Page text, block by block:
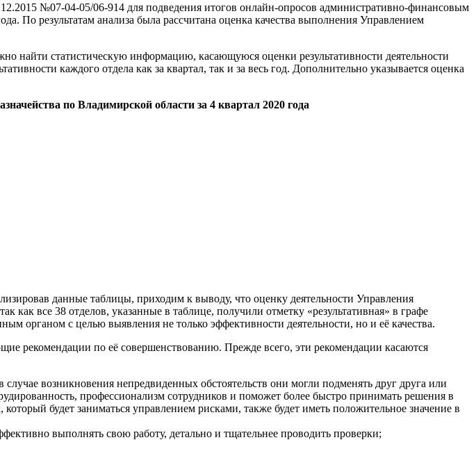
№07-04-05/06-914 для подведения итогов онлайн-опросов административно-финансовым
По результатам анализа была рассчитана оценка качества выполнения Управлением
найти статистическую информацию, касающуюся оценки результативности деятельности
каждого отдела как за квартал, так и за весь год. Дополнительно указывается оценка
по Владимирской области за 4 квартал 2020 года
данные таблицы, приходим к выводу, что оценку деятельности Управления
как все 38 отделов, указанные в таблице, получили отметку «результативная» в графе
органом с целью выявления не только эффективности деятельности, но и её качества.
рекомендации по её совершенствованию. Прежде всего, эти рекомендации касаются
возникновения непредвиденных обстоятельств они могли подменять друг друга или
профессионализм сотрудников и поможет более быстро принимать решения в
будет заниматься управлением рисками, также будет иметь положительное значение в
выполнять свою работу, детально и тщательнее проводить проверки;